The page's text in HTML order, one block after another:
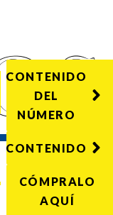
CONTENIDO
DEL
NÚMERO
CONTENIDO
CÓMPRALO
AQUÍ